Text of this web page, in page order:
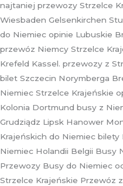
najtaniej przewozy Strzelce
Wiesbaden Gelsenkirchen
do Niemiec opinie Lubuskie
przewóz Niemcy Strzelce
Krefeld Kassel. przewozy z
bilet Szczecin Norymberga
Niemiec Strzelce Krajeńskie
Kolonia Dortmund busy z
Grudziądz Lipsk Hanower
Krajeńskich do Niemiec
Niemiec Holandii Belgii Busy
Przewozy Busy do Niemiec
Strzelce Krajeńskie Przewóz